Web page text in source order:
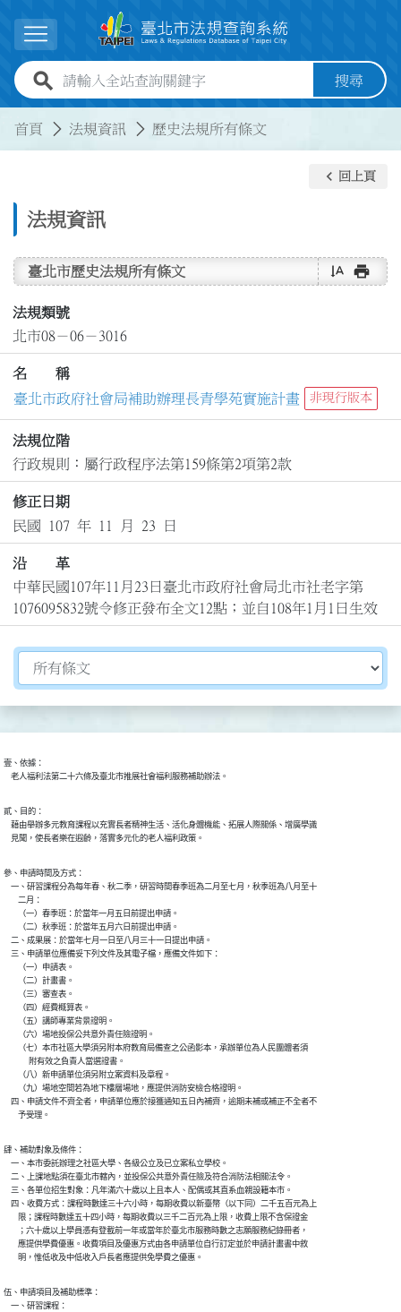
展開選單
全站查詢關鍵字欄位 搜尋
首頁 法規資訊 歷史法規所有條文
法規資訊
keyboard_arrow_left 回上頁
臺北市歷史法規所有條文 text_rotate_vertical print
法規類號
北市08－06－3016
名 稱
臺北市政府社會局補助辦理長青學苑實施計畫
非現行版本
法規位階
行政規則：屬行政程序法第159條第2項第2款
修正日期
民國 107 年 11 月 23 日
沿 革
中華民國107年11月23日臺北市政府社會局北市社老字第
1076095832號令修正發布全文12點；並自108年1月1日生效
切換選擇法規資訊內容
壹、依據：
    老人福利法第二十六條及臺北市推展社會福利服務補助辦法。
貳、目的：
    藉由舉辦多元教育課程以充實長者精神生活、活化身體機能、拓展人際關係、增廣學識
    見聞，使長者樂在遐齡，落實多元化的老人福利政策。
參、申請時間及方式：
    一、研習課程分為每年春、秋二季，研習時間春季班為二月至七月，秋季班為八月至十
        二月：
        （一）春季班：於當年一月五日前提出申請。
        （二）秋季班：於當年五月六日前提出申請。
    二、成果展：於當年七月一日至八月三十一日提出申請。
    三、申請單位應備妥下列文件及其電子檔，應備文件如下：
        （一）申請表。
        （二）計畫書。
        （三）審查表。
        （四）經費概算表。
        （五）講師專業背景證明。
        （六）場地投保公共意外責任險證明。
        （七）本市社區大學須另附本府教育局備查之公函影本，承辦單位為人民團體者須
              附有效之負責人當選證書。
        （八）新申請單位須另附立案資料及章程。
        （九）場地空間若為地下樓層場地，應提供消防安檢合格證明。
    四、申請文件不齊全者，申請單位應於接獲通知五日內補齊，逾期未補或補正不全者不
        予受理。
肆、補助對象及條件：
    一、本市委託辦理之社區大學、各級公立及已立案私立學校。
    二、上課地點須在臺北市轄內，並投保公共意外責任險及符合消防法相關法令。
    三、各單位招生對象：凡年滿六十歲以上且本人、配偶或其直系血親設籍本市。
    四、收費方式：課程時數達三十六小時，每期收費以新臺幣（以下同）二千五百元為上
        限；課程時數達五十四小時，每期收費以三千二百元為上限，收費上限不含保證金
        ；六十歲以上學員憑有登載前一年或當年於臺北市服務時數之志願服務紀錄冊者，
        應提供學費優惠。收費項目及優惠方式由各申請單位自行訂定並於申請計畫書中敘
        明，惟低收及中低收入戶長者應提供免學費之優惠。
伍、申請項目及補助標準：
    一、研習課程：